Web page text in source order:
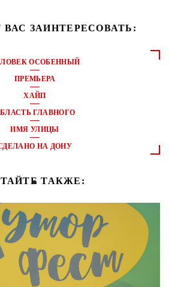
ЗАИНТЕРЕСОВАТЬ:
ОСОБЕННЫЙ
ПРЕМЬЕРА
ХАЙП
ГЛАВНОГО
ИМЯ УЛИЦЫ
НА ДОНУ
ТАКЖЕ: